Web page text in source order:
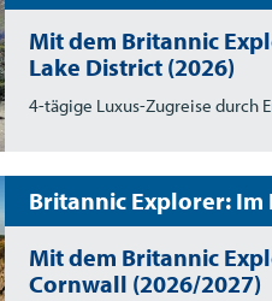
Mit dem Britannic
Lake District (2026)
4-tägige Luxus-Zugreise durch
Britannic Explorer:
Mit dem Britannic
Cornwall (2026/2027)